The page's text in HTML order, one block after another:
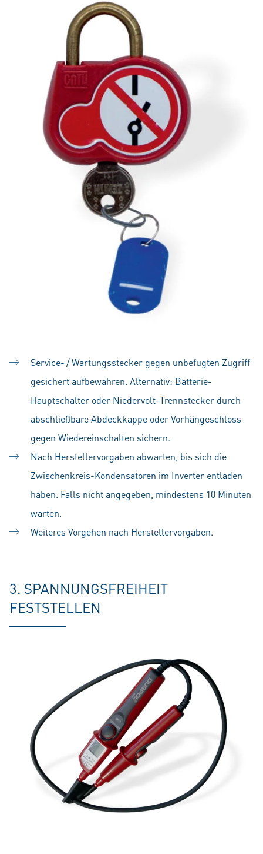
Service- / Wartungsstecker gegen unbefugten Zugriff
gesichert aufbewahren. Alternativ: Batterie-
Hauptschalter oder Niedervolt-Trennstecker durch
abschließbare Abdeckkappe oder Vorhängeschloss
gegen Wiedereinschalten sichern.
Nach Herstellervorgaben abwarten, bis sich die
Zwischenkreis-Kondensatoren im Inverter entladen
haben. Falls nicht angegeben, mindestens 10 Minuten
warten.
Weiteres Vorgehen nach Herstellervorgaben.
3. SPANNUNGSFREIHEIT
FESTSTELLEN